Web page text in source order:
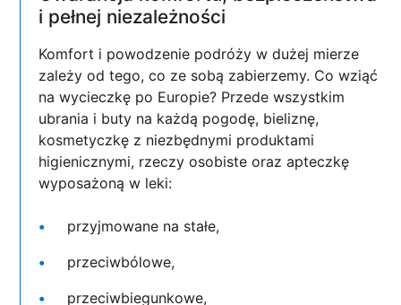
i pełnej niezależności
Komfort i powodzenie podróży w dużej mierze
zależy od tego, co ze sobą zabierzemy. Co wziąć
na wycieczkę po Europie? Przede wszystkim
ubrania i buty na każdą pogodę, bieliznę,
kosmetyczkę z niezbędnymi produktami
higienicznymi, rzeczy osobiste oraz apteczkę
wyposażoną w leki:
przyjmowane na stałe,
przeciwbólowe,
przeciwbiegunkowe,